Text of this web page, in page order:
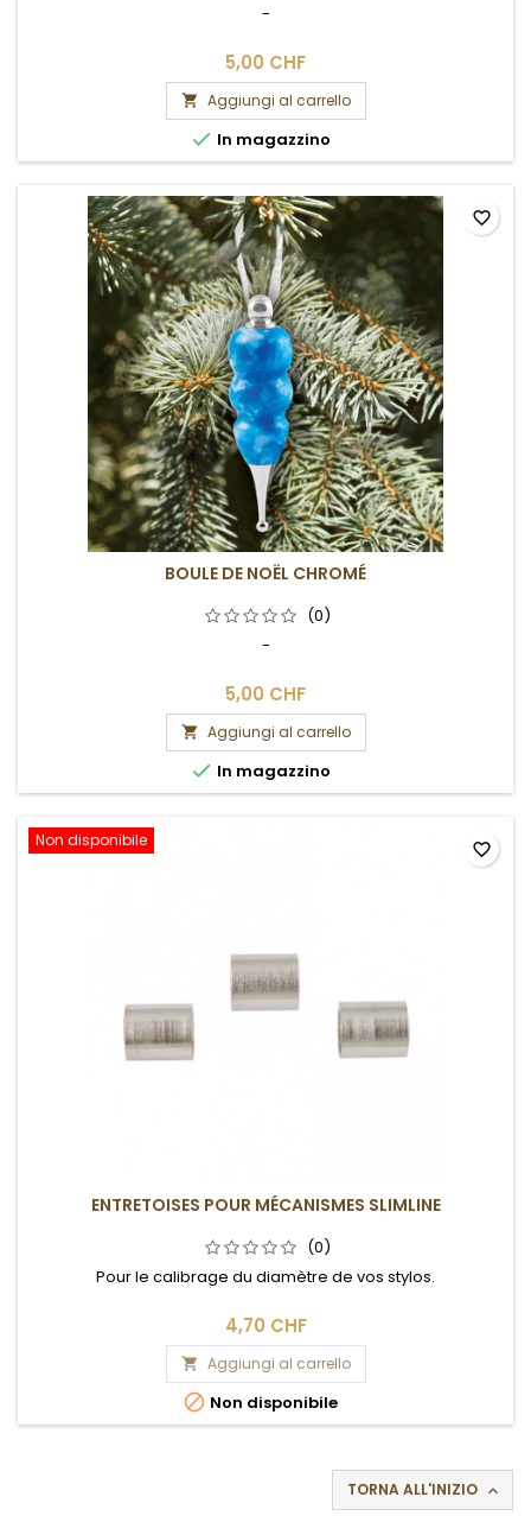
-
5,00 CHF
 Aggiungi al carrello
 In magazzino
BOULE DE NOËL CHROMÉ
(0)
-
5,00 CHF
 Aggiungi al carrello
 In magazzino
favorite_border
Non disponibile
ENTRETOISES POUR MÉCANISMES SLIMLINE
(0)
Pour le calibrage du diamètre de vos stylos.
4,70 CHF
 Aggiungi al carrello
 Non disponibile
favorite_border
TORNA ALL'INIZIO 